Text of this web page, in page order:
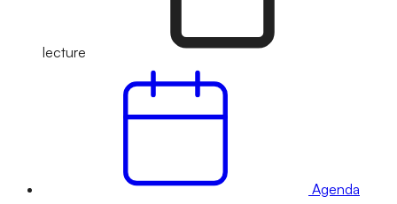
lecture
Agenda